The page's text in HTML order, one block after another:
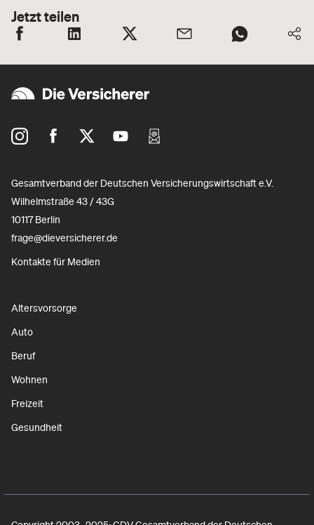
Jetzt teilen
Gesamtverband der Deutschen Versicherungswirtschaft e.V.
Wilhelmstraße 43 / 43G
10117 Berlin
frage@dieversicherer.de
Kontakte für Medien
Altersvorsorge
Auto
Beruf
Wohnen
Freizeit
Gesundheit